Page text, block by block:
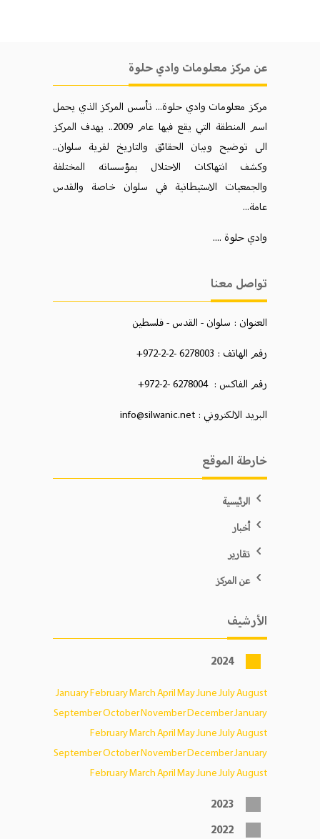
عن مركز معلومات وادي حلوة
مركز معلومات وادي حلوة... تأسس المركز الذي يحمل
اسم المنطقة التي يقع فيها عام 2009.. يهدف المركز
الی توضيح وبيان الحقائق والتاريخ لقرية سلوان..
وكشف انتهاكات الاحتلال بمؤسساته المختلفة
والجمعيات الاستيطانية في سلوان خاصة والقدس
عامة...
وادي حلوة ....
تواصل معنا
العنوان : سلوان - القدس - فلسطين
رقم الهاتف : 6278003 -2-2-972+
رقم الفاكس : 6278004 -2-972+
البريد الالكتروني : info@silwanic.net
خارطة الموقع
الرئيسية
أخبار
تقارير
عن المركز
الأرشيف
2024
JanuaryFebruaryMarchAprilMayJuneJulyAugust
SeptemberOctoberNovemberDecemberJanuary
FebruaryMarchAprilMayJuneJulyAugust
SeptemberOctoberNovemberDecemberJanuary
FebruaryMarchAprilMayJuneJulyAugust
2023
2022